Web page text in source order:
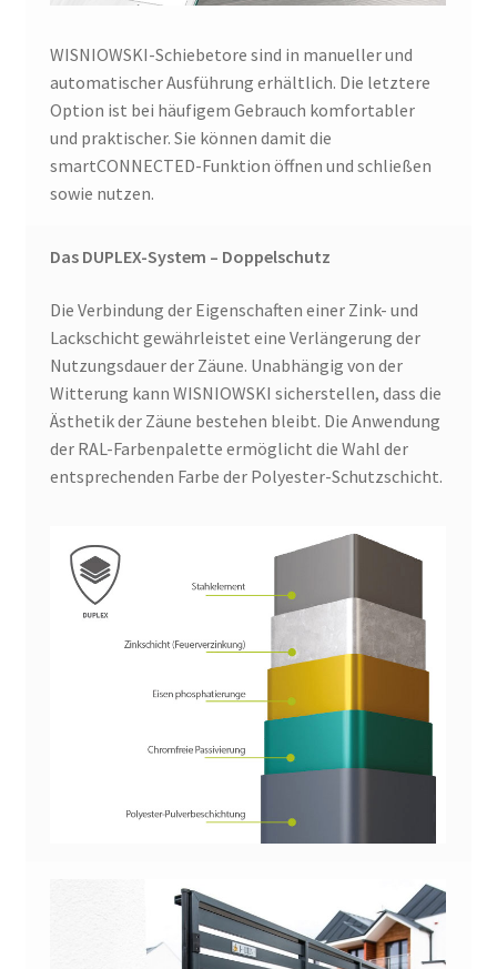
WISNIOWSKI-Schiebetore sind in manueller und
automatischer Ausführung erhältlich. Die letztere
Option ist bei häufigem Gebrauch komfortabler
und praktischer. Sie können damit die
smartCONNECTED-Funktion öffnen und schließen
sowie nutzen.
Das DUPLEX-System – Doppelschutz
Die Verbindung der Eigenschaften einer Zink- und
Lackschicht gewährleistet eine Verlängerung der
Nutzungsdauer der Zäune. Unabhängig von der
Witterung kann WISNIOWSKI sicherstellen, dass die
Ästhetik der Zäune bestehen bleibt. Die Anwendung
der RAL-Farbenpalette ermöglicht die Wahl der
entsprechenden Farbe der Polyester-Schutzschicht.